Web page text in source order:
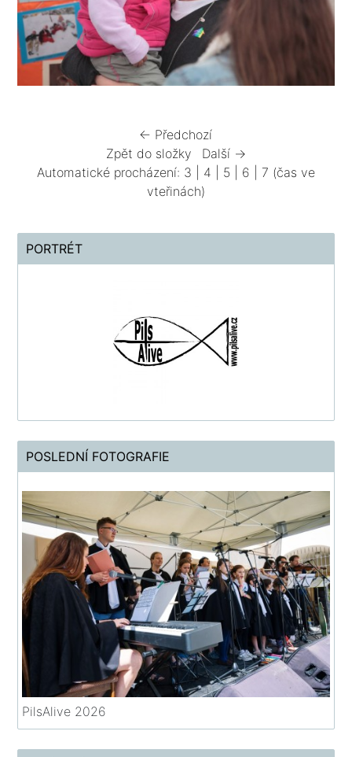
← Předchozí
Zpět do složky
Další →
Automatické procházení: 3 4 5 6 7 (čas ve
vteřinách)
PORTRÉT
POSLEDNÍ FOTOGRAFIE
PilsAlive 2026